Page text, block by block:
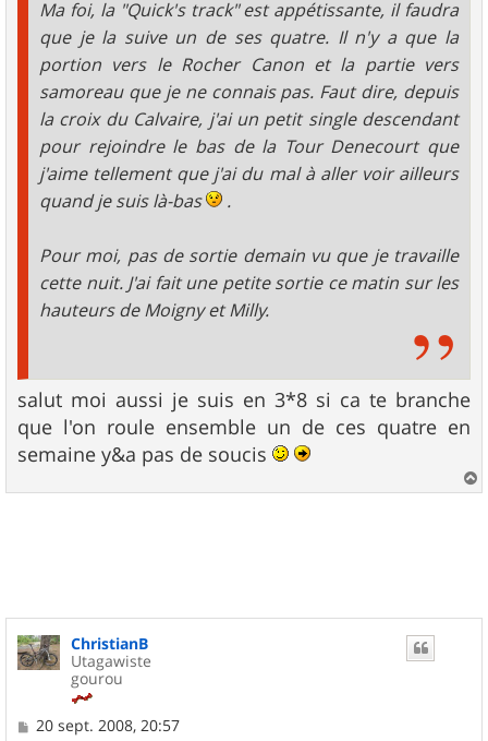
Ma foi, la "Quick's track" est appétissante, il faudra
que je la suive un de ses quatre. Il n'y a que la
portion vers le Rocher Canon et la partie vers
samoreau que je ne connais pas. Faut dire, depuis
la croix du Calvaire, j'ai un petit single descendant
pour rejoindre le bas de la Tour Denecourt que
j'aime tellement que j'ai du mal à aller voir ailleurs
quand je suis là-bas
.
Pour moi, pas de sortie demain vu que je travaille
cette nuit. J'ai fait une petite sortie ce matin sur les
hauteurs de Moigny et Milly.
salut moi aussi je suis en 3*8 si ca te branche
que l'on roule ensemble un de ces quatre en
semaine y&a pas de soucis
a
ChristianB
Utagawiste
gourou
M
20 sept. 2008, 20:57